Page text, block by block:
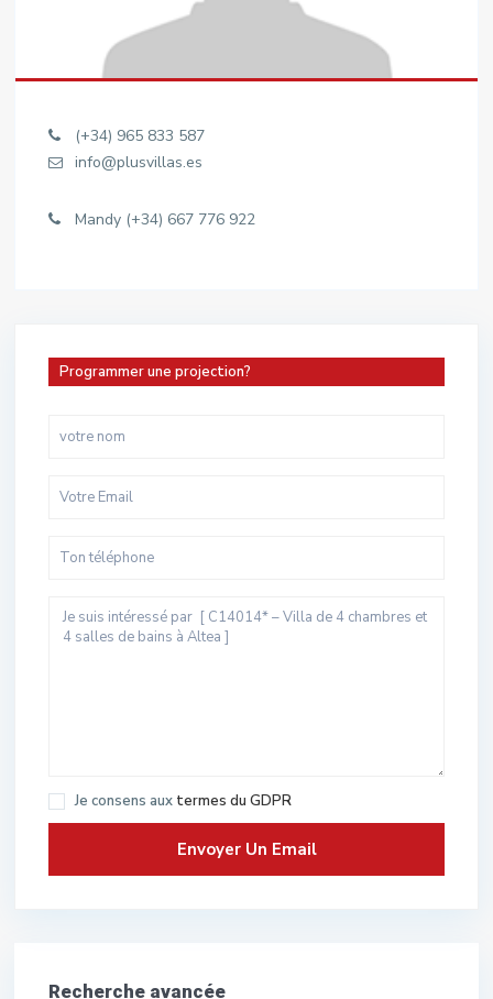
(+34) 965 833 587
info@plusvillas.es
Mandy (+34) 667 776 922
Programmer une projection?
Je consens aux termes du GDPR
Recherche avancée